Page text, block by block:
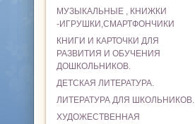
МУЗЫКАЛЬНЫЕ , КНИЖКИ
-ИГРУШКИ,СМАРТФОНЧИКИ
КНИГИ И КАРТОЧКИ ДЛЯ
РАЗВИТИЯ И ОБУЧЕНИЯ
ДОШКОЛЬНИКОВ.
ДЕТСКАЯ ЛИТЕРАТУРА.
ЛИТЕРАТУРА ДЛЯ ШКОЛЬНИКОВ.
ХУДОЖЕСТВЕННАЯ